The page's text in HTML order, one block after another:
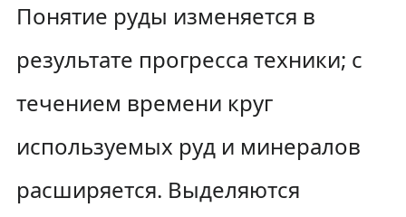
Понятие руды изменяется в
результате прогресса техники; с
течением времени круг
используемых руд и минералов
расширяется. Выделяются